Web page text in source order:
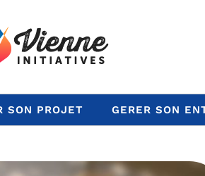
SON PROJET GERER SON